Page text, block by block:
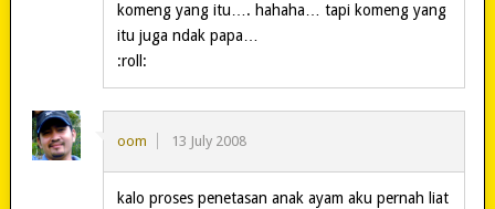
komeng yang itu…. hahaha… tapi komeng yang
itu juga ndak papa…
:roll:
oom 13 July 2008
kalo proses penetasan anak ayam aku pernah liat